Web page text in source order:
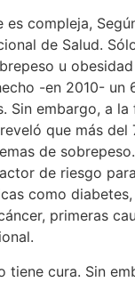
es compleja,
de Salud.
u
-en 2010- un
Sin embargo, a la
que más del
de sobrepeso.
de riesgo
como
primeras
tiene cura. Sin